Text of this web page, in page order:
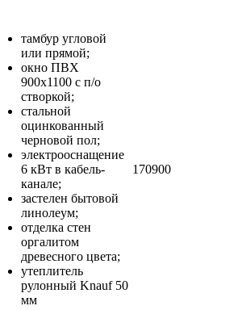
тамбур угловой
или прямой;
окно ПВХ
900х1100 с п/о
створкой;
стальной
оцинкованный
черновой пол;
электрооснащение
6 кВт в кабель-
канале;
застелен бытовой
линолеум;
отделка стен
оргалитом
древесного цвета;
утеплитель
рулонный Knauf 50
мм
170900